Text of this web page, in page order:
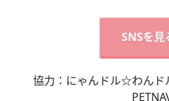
SNSを見
協力：にゃんドル☆わん